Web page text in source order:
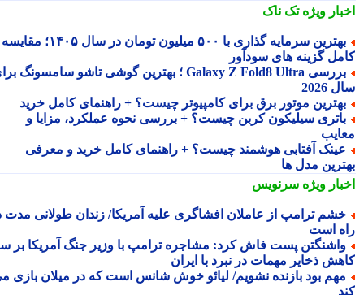
ویژهتک ناک
بهترین سرمایه گذاری با ۵۰۰ میلیون تومان در سال ۱۴۰۵؛ مقایسه
گزینه های سودآور
بررسی Galaxy Z Fold8 Ultra ؛ بهترین گوشی تاشو سامسونگ برای
2026
موتور برق برای کامپیوتر چیست؟ + راهنمای کامل خرید
سیلیکون کربن چیست؟ + بررسی نحوه عملکرد، مزایا و
آفتابی هوشمند چیست؟ + راهنمای کامل خرید و معرفی
مدل ها
ویژهسرنویس
ترامپ از عاملان افشاگری علیه آمریکا/ زندان طولانی مدت در
است
پست فاش کرد: مشاجره ترامپ با وزیر جنگ آمریکا بر سر
ذخایر مهمات در نبرد با ایران
بود بازنده نشویم/ لیائو خوش شانس است که در میلان بازی می